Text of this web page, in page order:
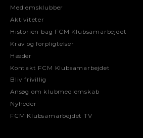
Medlemsklubber
Aktiviteter
Historien bag FCM Klubsamarbejdet
Krav og forpligtelser
Hæder
Kontakt FCM Klubsamarbejdet
Bliv frivillig
Ansøg om klubmedlemskab
Nyheder
FCM Klubsamarbejdet TV